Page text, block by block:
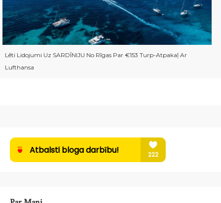
Lēti Lidojumi Uz SARDĪNIJU No Rīgas Par €153 Turp-Atpakaļ Ar
Lufthansa